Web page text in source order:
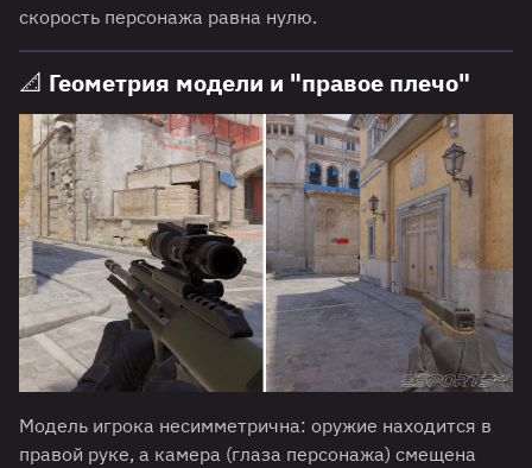
скорость персонажа равна нулю.
📐 Геометрия модели и "правое плечо"
Модель игрока несимметрична: оружие находится в
правой руке, а камера (глаза персонажа) смещена